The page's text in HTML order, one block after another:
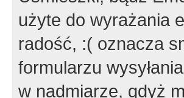
użyte do wyrażania
radość, :( oznacza
formularzu
w nadmiarze, gdyż